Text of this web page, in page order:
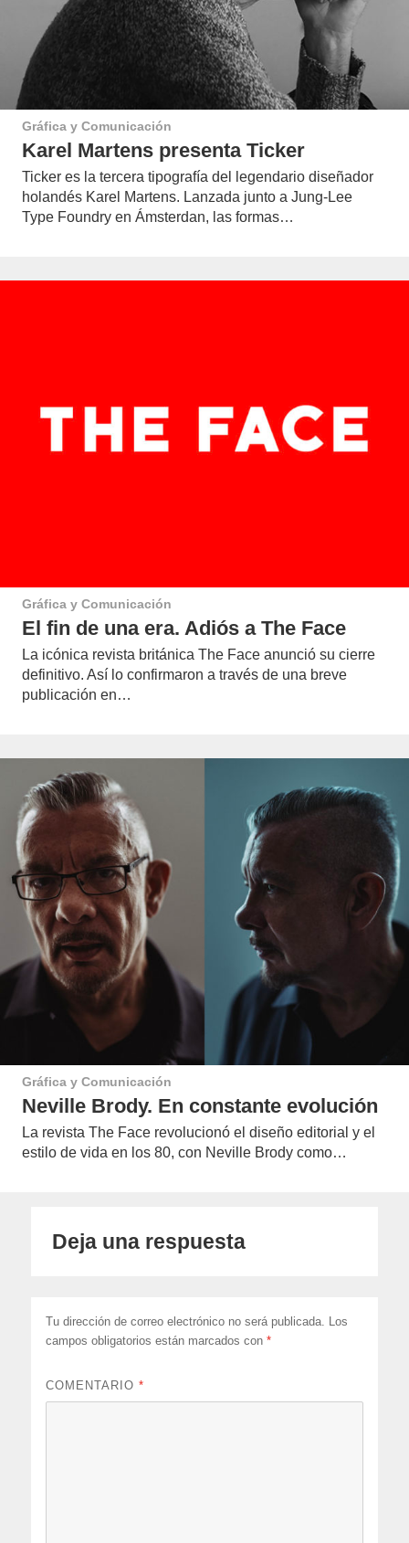
Gráfica y Comunicación
Karel Martens presenta Ticker
Ticker es la tercera tipografía del legendario diseñador
holandés Karel Martens. Lanzada junto a Jung-Lee
Type Foundry en Ámsterdan, las formas…
Gráfica y Comunicación
El fin de una era. Adiós a The Face
La icónica revista británica The Face anunció su cierre
definitivo. Así lo confirmaron a través de una breve
publicación en…
Gráfica y Comunicación
Neville Brody. En constante evolución
La revista The Face revolucionó el diseño editorial y el
estilo de vida en los 80, con Neville Brody como…
Deja una respuesta
Tu dirección de correo electrónico no será publicada. Los
campos obligatorios están marcados con*
COMENTARIO*